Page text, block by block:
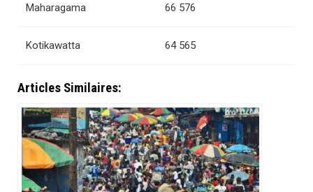
Maharagama 66 576
Kotikawatta 64 565
Articles Similaires: